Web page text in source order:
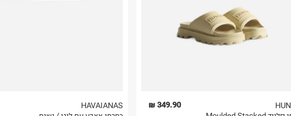
בלבד. לא ניתן
HAVAIANAS
349.90 ₪